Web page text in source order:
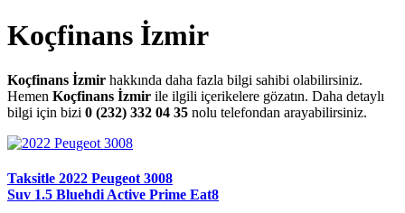
Koçfinans İzmir
Koçfinans İzmir hakkında daha fazla bilgi sahibi olabilirsiniz.
Hemen Koçfinans İzmir ile ilgili içerikelere gözatın. Daha detaylı
bilgi için bizi 0 (232) 332 04 35 nolu telefondan arayabilirsiniz.
Taksitle 2022 Peugeot 3008
Suv 1.5 Bluehdi Active Prime Eat8